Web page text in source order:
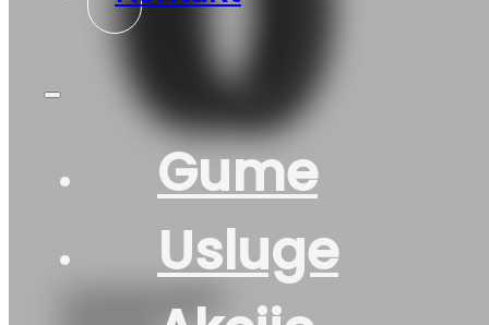
Gume
Usluge
G225/45R17